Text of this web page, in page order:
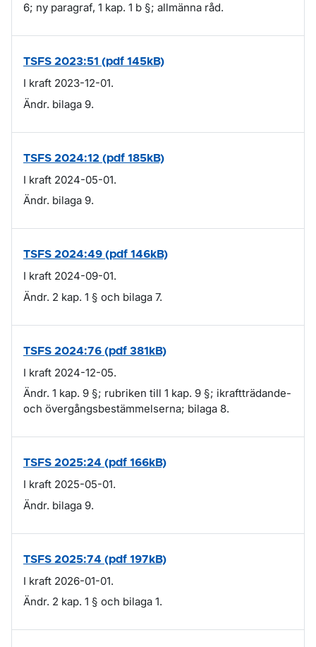
6; ny paragraf, 1 kap. 1 b §; allmänna råd.
TSFS 2023:51 (pdf 145kB)
I kraft 2023-12-01.
Ändr. bilaga 9.
TSFS 2024:12 (pdf 185kB)
I kraft 2024-05-01.
Ändr. bilaga 9.
TSFS 2024:49 (pdf 146kB)
I kraft 2024-09-01.
Ändr. 2 kap. 1 § och bilaga 7.
TSFS 2024:76 (pdf 381kB)
I kraft 2024-12-05.
Ändr. 1 kap. 9 §; rubriken till 1 kap. 9 §; ikraftträdande-
och övergångsbestämmelserna; bilaga 8.
TSFS 2025:24 (pdf 166kB)
I kraft 2025-05-01.
Ändr. bilaga 9.
TSFS 2025:74 (pdf 197kB)
I kraft 2026-01-01.
Ändr. 2 kap. 1 § och bilaga 1.